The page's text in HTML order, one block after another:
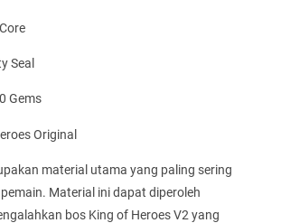
Seal
Gems
Original
material utama yang paling sering
Material ini dapat diperoleh
bos King of Heroes V2 yang